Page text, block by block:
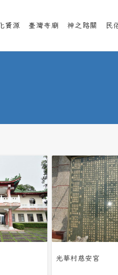
資源 臺灣寺廟 神之路關 民
光華村慈安宮